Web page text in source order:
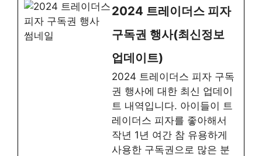
2024 트레이더스 피자
구독권 행사(최신정보
업데이트)
2024 트레이더스 피자 구독
권 행사에 대한 최신 업데이
트 내역입니다. 아이들이 트
레이더스 피자를 좋아해서
작년 1년 여간 참 유용하게
사용한 구독권으로 많은 분